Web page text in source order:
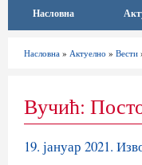
Насловна
Насловна » Актуелно » Вести
Вучић:
19. јануар 2021.